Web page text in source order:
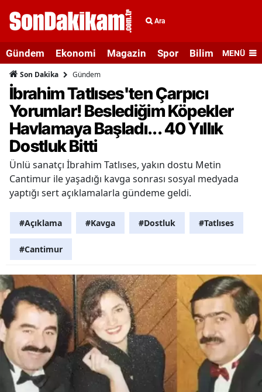
Ara
Gündem Ekonomi Magazin Spor Bilim veMENÜ
Son Dakika Gündem
İbrahim Tatlıses'ten Çarpıcı
Yorumlar! Beslediğim Köpekler
Havlamaya Başladı... 40 Yıllık
Dostluk Bitti
Ünlü sanatçı İbrahim Tatlıses, yakın dostu Metin
Cantimur ile yaşadığı kavga sonrası sosyal medyada
yaptığı sert açıklamalarla gündeme geldi.
#Açıklama #Kavga #Dostluk #Tatlıses
#Cantimur